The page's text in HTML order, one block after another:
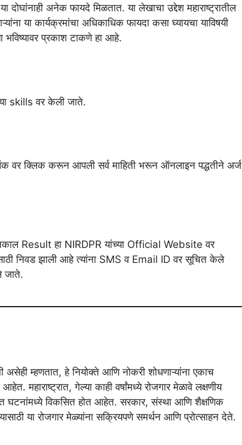
अनेक फायदे मिळतात. या लेखाचा उद्देश महाराष्ट्रातील
या कार्यक्रमांचा अधिकाधिक फायदा कसा घ्यायचा याविषयी
भविष्यावर प्रकाश टाकणे हा आहे.
skills वर केली जाते.
वर क्लिक करून आपली सर्व माहिती भरून ऑनलाइन पद्धतीने अर्ज
Result हा NIRDPR यांच्या Official Website वर
निवड झाली आहे त्यांना SMS व Email ID वर सूचित केले
जाते.
असेही म्हणतात, हे नियोक्ते आणि नोकरी शोधणाऱ्यांना एकाच
महाराष्ट्रात, गेल्या काही वर्षांमध्ये रोजगार मेळावे लक्षणीय
घटनांमध्ये विकसित होत आहेत. सरकार, संस्था आणि शैक्षणिक
या रोजगार मेळ्यांना सक्रियपणे समर्थन आणि प्रोत्साहन देते.